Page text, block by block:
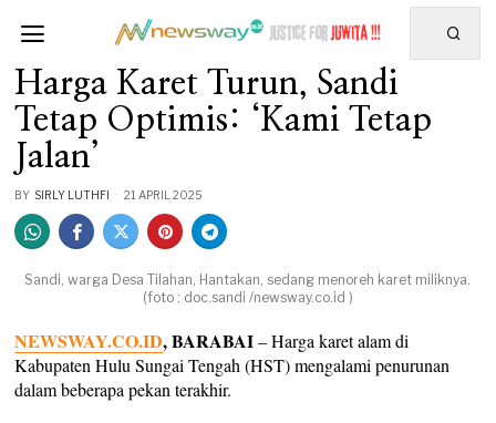
Harga Karet Turun, Sandi
Tetap Optimis: ‘Kami Tetap
Jalan’
BY SIRLY LUTHFI 21 APRIL 2025
Sandi, warga Desa Tilahan, Hantakan, sedang menoreh karet miliknya.
(foto : doc.sandi /newsway.co.id )
NEWSWAY.CO.ID, BARABAI– Harga karet alam di
Kabupaten Hulu Sungai Tengah (HST) mengalami penurunan
dalam beberapa pekan terakhir.